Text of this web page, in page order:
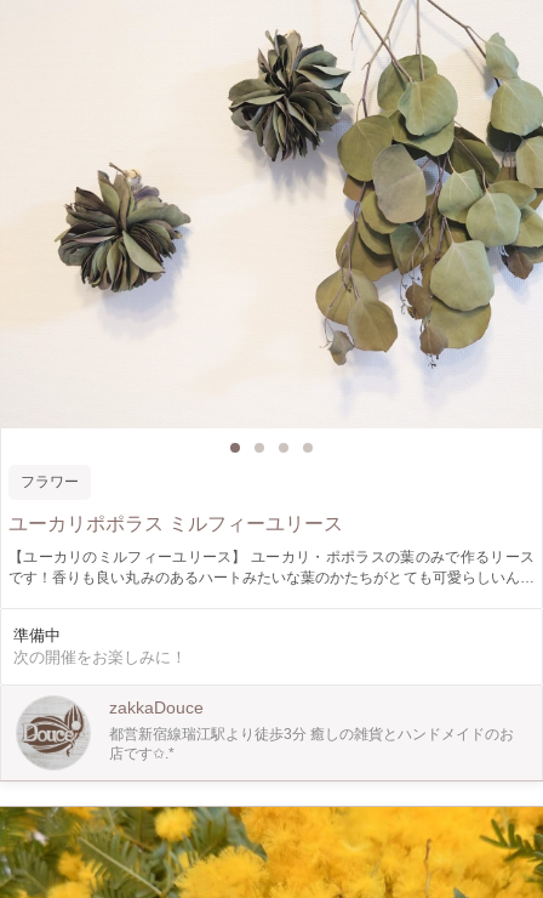
フラワー
ユーカリポポラス ミルフィーユリース
【ユーカリのミルフィーユリース】 ユーカリ・ポポラスの葉のみで作るリース
です！香りも良い丸みのあるハートみたいな葉のかたちがとても可愛らしいんで
割引】 ひとり親家庭で生活されている方、ご本人、お子様 障害をお持ちで生活
されている方、ご本人、お子様 該当される方へお気持ちではありますが 作品ご
思いより 微力ではありますが 各10%ずつ割り引きさせて頂きます◇.* ※ひとり
親証明確認の出来る書類 障害者証明確認の出来る書類の ご提示をお願い致しま
す。 【利用登録会員割引】 作品ご購入時、ワークショップ参加費を 日頃の感謝
を込めまして コチラもお気持ちではありますが 10%割り引きさせて頂きます**
☆上記割引は該当分併用致します☆ ※ワークショップのご参加での割引利用は
当日店頭にて差額分を精算させて頂きます。 ◇講師◇ 《HO_tms124》
@ho_tms124 ◇場所◇ zakka&hairsalon Douce 店内 ワークショップスペース 江
戸川区南篠崎田町3-1-1 メゾンSUGA II 1F 都営新宿線瑞江駅南口より徒歩3分
03-6638-6050 ◇ご予約方法◇ 《Douce》Instagram @zakka_douce プロフィー
ルトップページ記載ホームページのご予約フォームよりお受けしております。
準備中
次の開催をお楽しみに！
zakkaDouce
都営新宿線瑞江駅より徒歩3分 癒しの雑貨とハンドメイドのお
店です✩.*